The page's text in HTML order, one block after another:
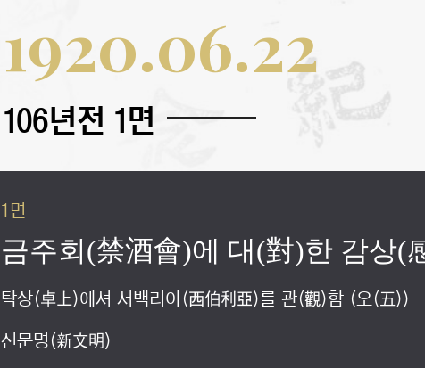
1920.06.22
106년전 1면
1면
금주회(禁酒會)에 대(對)한 감상(
탁상(卓上)에셔 서백리아(西伯利亞)를 관(觀)함 (오(五))
신문명(新文明)
1920.06.23
106년전 1면
1면
교육기관(敎育機關)을 급설(急設
탁상(卓上)에셔 서백리아(西伯利亞)를 관(觀)함 (육(六))
독일(獨逸)의 장래(將來)와 재정외교대책(財政外交對策)
1920.06.24
106년전 1면
1면
하계(夏季)의 위생(衛生) 대주의(
교육기관(敎育機關)을 급설(急設)하라 (이(二))
신문명(新文明)